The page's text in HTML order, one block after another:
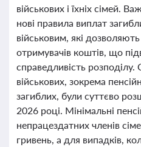
військових і їхніх сімей.
нові правила виплат
військовим, які
отримувачів коштів, що
справедливість розподілу.
військових, зокрема
загиблих, були суттєво
2026 році. Мінімальні
непрацездатних членів
гривень, а для випадків,